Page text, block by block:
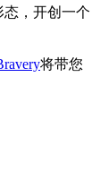
，开创一个
将带您